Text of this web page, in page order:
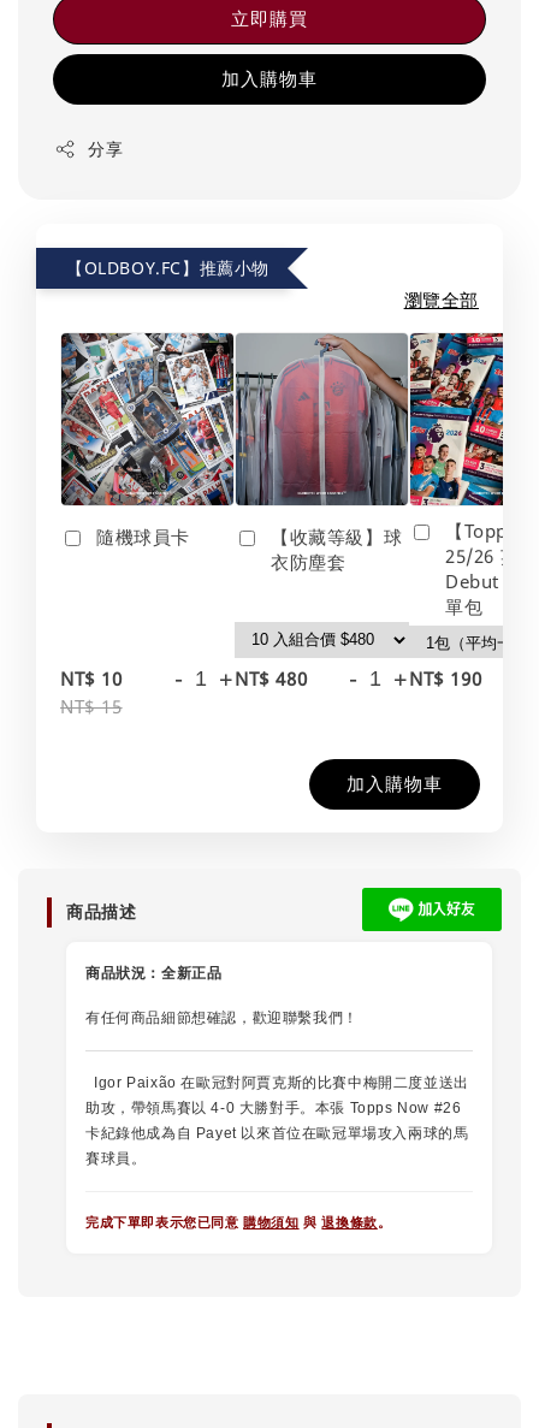
立即購買
加入購物車
分享
【OLDBOY.FC】推薦小物
瀏覽全部
隨機球員卡
NT$ 10
NT$ 15
- +
【收藏等級】球
衣防塵套
NT$ 480 - +
【Topps】
25/26 英
Debut
單包
NT$ 190
加入購物車
商品描述
商品狀況： 全新正品
有任何商品細節想確認，歡迎聯繫我們！
Igor Paixão 在歐冠對阿賈克斯的比賽中梅開二度並送出
助攻，帶領馬賽以 4-0 大勝對手。本張 Topps Now #26
卡紀錄他成為自 Payet 以來首位在歐冠單場攻入兩球的馬
賽球員。
完成下單即表示您已同意 購物須知 與退換條款。